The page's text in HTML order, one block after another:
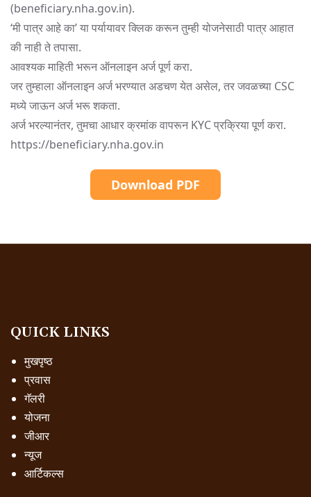
(beneficiary.nha.gov.in).
‘मी पात्र आहे का’ या पर्यायावर क्लिक करून तुम्ही योजनेसाठी पात्र आहात
की नाही ते तपासा.
आवश्यक माहिती भरून ऑनलाइन अर्ज पूर्ण करा.
जर तुम्हाला ऑनलाइन अर्ज भरण्यात अडचण येत असेल, तर जवळच्या CSC
मध्ये जाऊन अर्ज भरू शकता.
अर्ज भरल्यानंतर, तुमचा आधार क्रमांक वापरून KYC प्रक्रिया पूर्ण करा.
https://beneficiary.nha.gov.in
Download PDF
QUICK LINKS
मुखपृष्ठ
प्रवास
गॅलरी
योजना
जीआर
न्यूज
आर्टिकल्स